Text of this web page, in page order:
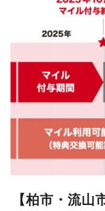
【柏市・流山